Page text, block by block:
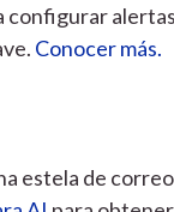
configurar
Conocer más.
estela de